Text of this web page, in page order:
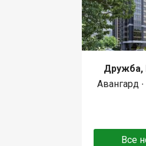
Дружба,
Авангард
Все